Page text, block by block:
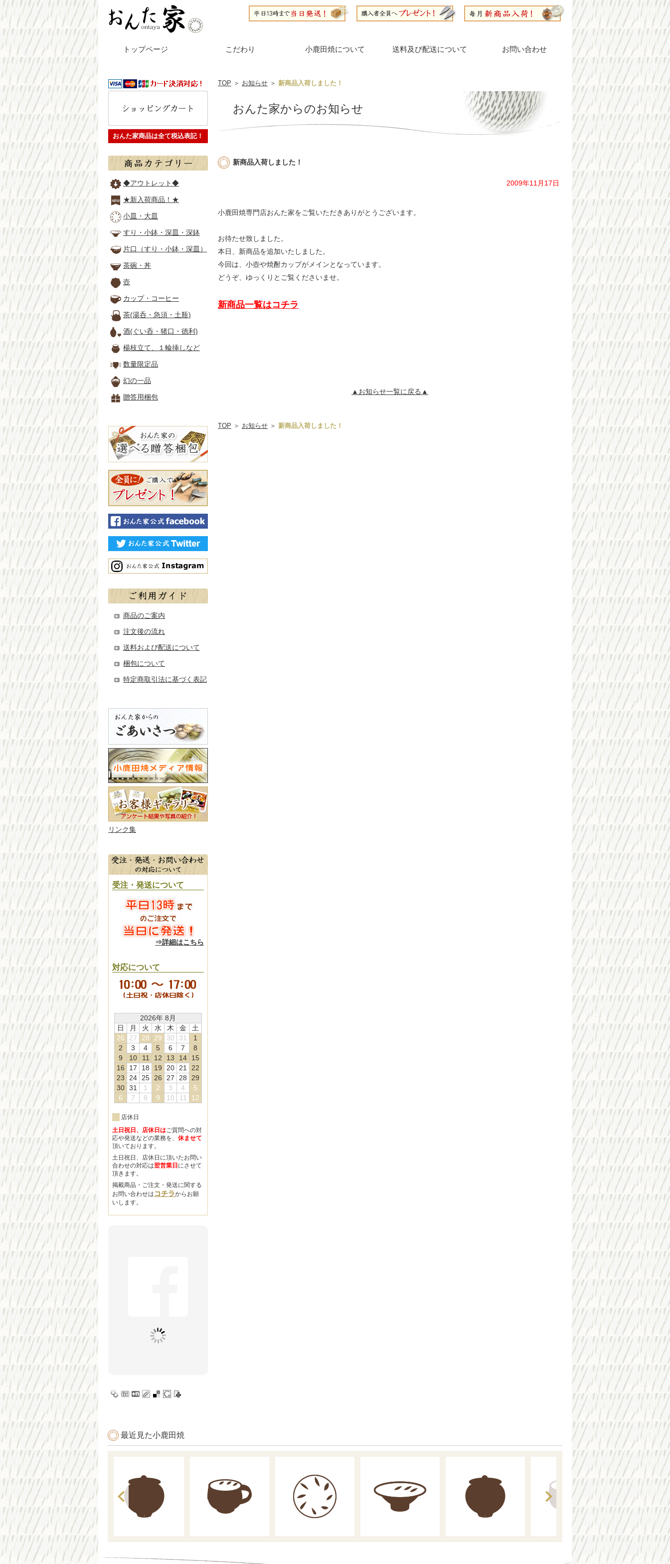
トップページ こだわり 小鹿田焼について 送料及び配送について お問い合わせ
TOP ＞ お知らせ ＞ 新商品入荷しました！
おんた家からのお知らせ
新商品入荷しました！
2009年11月17日
小鹿田焼専門店おんた家をご覧いただきありがとうございます。
お待たせ致しました。
本日、新商品を追加いたしました。
今回は、小壺や焼酎カップがメインとなっています。
どうぞ、ゆっくりとご覧くださいませ。
新商品一覧はコチラ
▲お知らせ一覧に戻る▲
TOP ＞ お知らせ ＞ 新商品入荷しました！
おんた家商品は全て税込表記！
◆アウトレット◆
★新入荷商品！★
小皿・大皿
すり・小鉢・深皿・深鉢
片口（すり・小鉢・深皿）
茶碗・丼
壺
カップ・コーヒー
茶(湯呑・急須・土瓶)
酒(ぐい呑・猪口・徳利)
楊枝立て、１輪挿しなど
数量限定品
幻の一品
贈答用梱包
商品のご案内
注文後の流れ
送料および配送について
梱包について
特定商取引法に基づく表記
リンク集
受注・発送について
⇒詳細はこちら
対応について
2026年 8月
日
月 火 水 木 金
土
26
27 28 29 30 31
1
2
3 4 5 6 7
8
9
10 11 12 13 14
15
16
17 18 19 20 21
22
23
24 25 26 27 28
29
30 31 1 2 3 4
5
6
7 8 9 10 11 12
店休日
土日祝日、店休日はご質問への対
応や発送などの業務を、 休ませて
頂いております。
土日祝日、店休日に頂いたお問い
合わせの対応は翌営業日 にさせて
頂きます。
掲載商品・ご注文・発送に関する
お問い合わせは コチラからお願
いします。
最近見た小鹿田焼